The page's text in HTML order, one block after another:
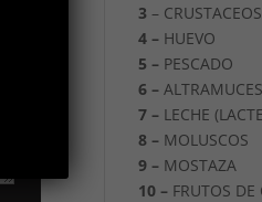
3 – CRUSTACEOS
4 – HUEVO
5 – PESCADO
6 – ALTRAMUCES
7 – LECHE
8 – MOLUSCOS
9 – MOSTAZA
10 – FRUTOS DE